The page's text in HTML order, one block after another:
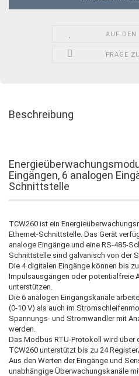
AUF DEN
FRAGE
Beschreibung
Eingängen, 6 analogen
Schnittstelle
TCW260 ist ein
Ethernet-Schnittstelle. Das Gerät
analoge Eingänge und eine RS-485-
Schnittstelle sind galvanisch von der
Die 4 digitalen Eingänge können bis
Impulsausgängen oder potentialfreie
unterstützen.
Die 6 analogen Eingangskanäle
(0-10 V) als auch im
Spannungs- und Stromwandler mit
werden.
Das Modbus RTU-Protokoll wird über
TCW260 unterstützt bis zu 24
Aus den Werten der Eingänge und
unabhängige Überwachungskanäle